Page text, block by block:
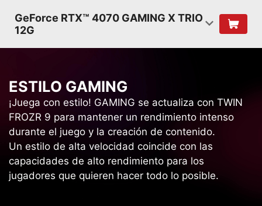
GeForce RTX™ 4070 GAMING X TRIO
12G
ESTILO GAMING
¡Juega con estilo! GAMING se actualiza con TWIN
FROZR 9 para mantener un rendimiento intenso
durante el juego y la creación de contenido.
Un estilo de alta velocidad coincide con las
capacidades de alto rendimiento para los
jugadores que quieren hacer todo lo posible.